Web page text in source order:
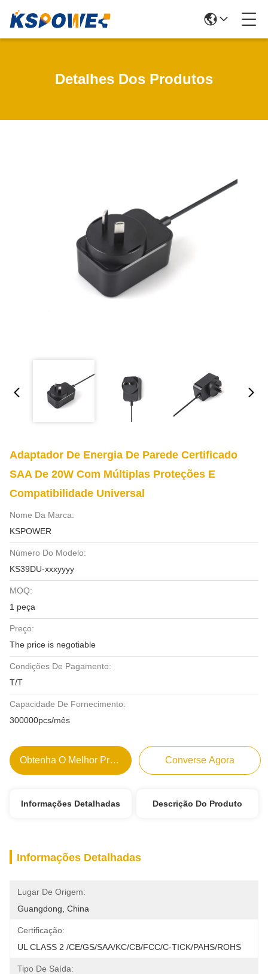
Detalhes Dos Produtos
Adaptador De Energia De Parede Certificado
SAA De 20W Com Múltiplas Proteções E
Compatibilidade Universal
Nome Da Marca:
KSPOWER
Número Do Modelo:
KS39DU-xxxyyyy
MOQ:
1 peça
Preço:
The price is negotiable
Condições De Pagamento:
T/T
Capacidade De Fornecimento:
300000pcs/mês
Obtenha O Melhor Preço Converse Agora
Informações Detalhadas Descrição Do Produto
Informações Detalhadas
Lugar De Origem:
Guangdong, China
Certificação:
UL CLASS 2 /CE/GS/SAA/KC/CB/FCC/C-TICK/PAHS/ROHS
Tipo De Saída: